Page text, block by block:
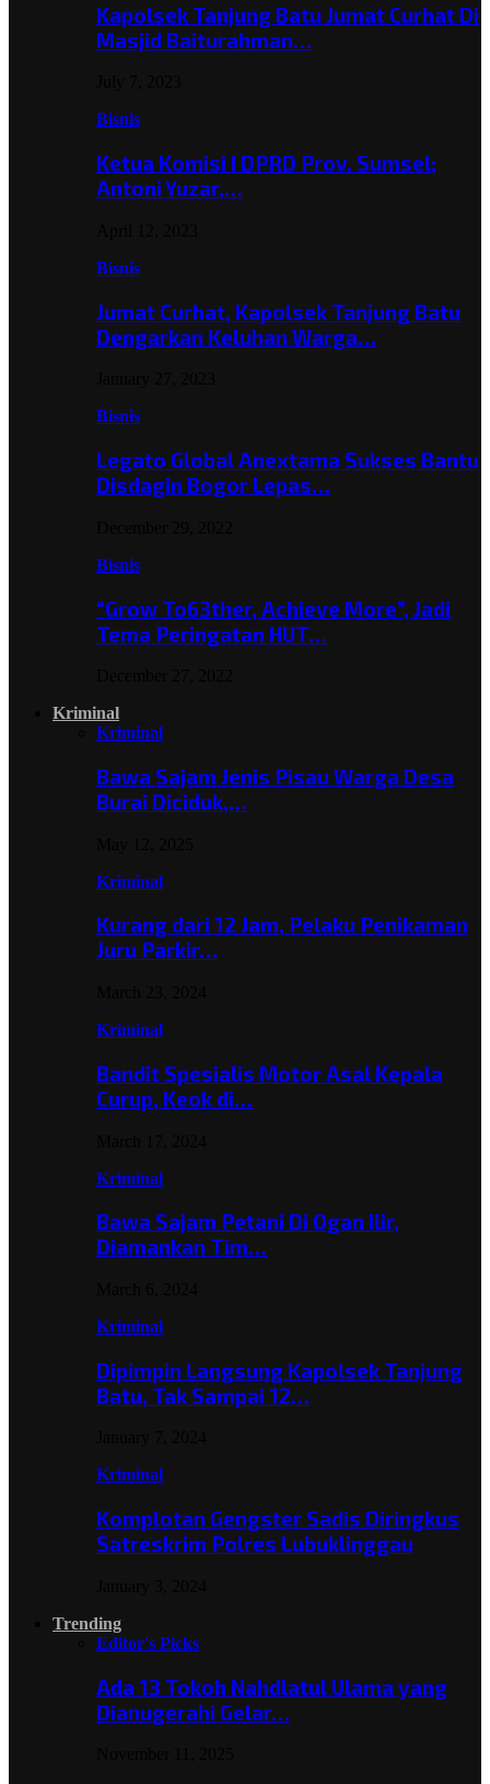
Kapolsek Tanjung Batu Jumat Curhat Di
Masjid Baiturahman…
Bisnis
Ketua Komisi I DPRD Prov. Sumsel;
Antoni Yuzar,…
Bisnis
Jumat Curhat, Kapolsek Tanjung Batu
Dengarkan Keluhan Warga…
Bisnis
Legato Global Anextama Sukses Bantu
Disdagin Bogor Lepas…
Bisnis
“Grow To63ther, Achieve More”, Jadi
Tema Peringatan HUT…
Kriminal
Kriminal
Bawa Sajam Jenis Pisau Warga Desa
Burai Diciduk,…
Kriminal
Kurang dari 12 Jam, Pelaku Penikaman
Juru Parkir…
Kriminal
Bandit Spesialis Motor Asal Kepala
Curup, Keok di…
Kriminal
Bawa Sajam Petani Di Ogan Ilir,
Diamankan Tim…
Kriminal
Dipimpin Langsung Kapolsek Tanjung
Batu, Tak Sampai 12…
Kriminal
Komplotan Gengster Sadis Diringkus
Satreskrim Polres Lubuklinggau
Trending
Editor's Picks
Ada 13 Tokoh Nahdlatul Ulama yang
Dianugerahi Gelar…